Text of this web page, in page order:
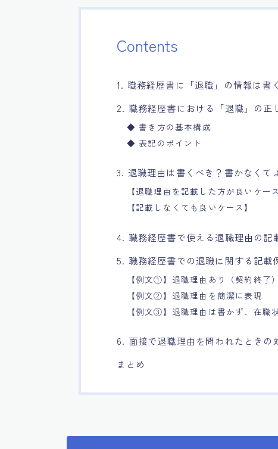
Contents
1. 職務経歴書に「退職」の情報は書
2. 職務経歴書における「退職」の正
◆ 書き方の基本構成
◆ 表記のポイント
3. 退職理由は書くべき？書かなくて
【退職理由を記載した方が良いケース
【記載しなくても良いケース】
4. 職務経歴書で使える退職理由の記
5. 職務経歴書での退職に関する記載
【例文①】退職理由あり（契約終了）
【例文②】退職理由を簡潔に表現
【例文③】退職理由は書かず、在職
6. 面接で退職理由を問われたときの
まとめ